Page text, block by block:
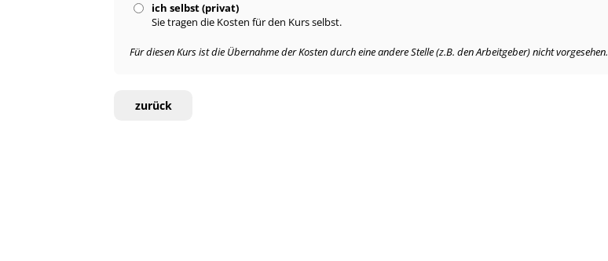
ich selbst (privat)
Sie tragen die Kosten für den Kurs selbst.
Für diesen Kurs ist die Übernahme der Kosten durch eine andere Stelle (z.B. den Arbeitgeber) nicht vorgesehen.
zurück